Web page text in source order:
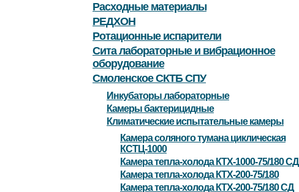
Расходные материалы
РЕДХОН
Ротационные испарители
Сита лабораторные и вибрационное
оборудование
Смоленское СКТБ СПУ
Инкубаторы лабораторные
Камеры бактерицидные
Климатические испытательные камеры
Камера соляного тумана циклическая
КСТЦ-1000
Камера тепла-холода КТХ-1000-75/180 СД
Камера тепла-холода КТХ-200-75/180
Камера тепла-холода КТХ-200-75/180 СД